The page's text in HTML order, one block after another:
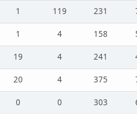
1 119 231
1 4 158
19 4 241
20 4 375
0 0 303